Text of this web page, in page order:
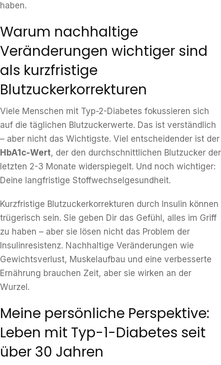
haben.
Warum nachhaltige
Veränderungen wichtiger sind
als kurzfristige
Blutzuckerkorrekturen
Viele Menschen mit Typ-2-Diabetes fokussieren sich
auf die täglichen Blutzuckerwerte. Das ist verständlich
– aber nicht das Wichtigste. Viel entscheidender ist der
HbA1c-Wert, der den durchschnittlichen Blutzucker der
letzten 2-3 Monate widerspiegelt. Und noch wichtiger:
Deine langfristige Stoffwechselgesundheit.
Kurzfristige Blutzuckerkorrekturen durch Insulin können
trügerisch sein. Sie geben Dir das Gefühl, alles im Griff
zu haben – aber sie lösen nicht das Problem der
Insulinresistenz. Nachhaltige Veränderungen wie
Gewichtsverlust, Muskelaufbau und eine verbesserte
Ernährung brauchen Zeit, aber sie wirken an der
Wurzel.
Meine persönliche Perspektive:
Leben mit Typ-1-Diabetes seit
über 30 Jahren